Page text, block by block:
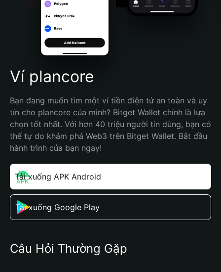
Português (Brasil)
Español (Argentina)
Ví plancore
Bạn đang muốn tìm một ví tiền điện tử an toàn và uy
tín cho plancore của mình? Bitget Wallet chính là lựa
chọn tốt nhất. Với hơn 40 triệu người tin dùng, bạn có
thể tự do khám phá Web3 trên Bitget Wallet. Bắt đầu
hành trình của bạn ngay!
Tải xuống APK Android
Tải xuống Google Play
Câu Hỏi Thường Gặp